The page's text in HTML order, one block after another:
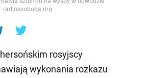
radiosvoboda.org
rosyjscy
wykonania rozkazu